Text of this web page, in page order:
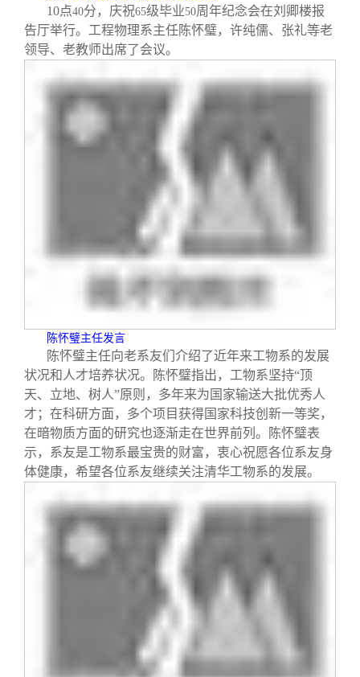
10点40分，庆祝65级毕业50周年纪念会在刘卿楼报
告厅举行。工程物理系主任陈怀璧，许纯儒、张礼等老
领导、老教师出席了会议。
陈怀璧主任发言
陈怀璧主任向老系友们介绍了近年来工物系的发展
状况和人才培养状况。陈怀璧指出，工物系坚持“顶
天、立地、树人”原则，多年来为国家输送大批优秀人
才；在科研方面，多个项目获得国家科技创新一等奖，
在暗物质方面的研究也逐渐走在世界前列。陈怀璧表
示，系友是工物系最宝贵的财富，衷心祝愿各位系友身
体健康，希望各位系友继续关注清华工物系的发展。